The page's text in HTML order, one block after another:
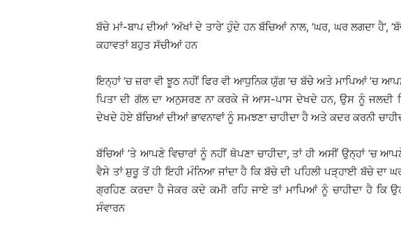
ਬੱਚੇ ਮਾਂ-ਬਾਪ ਦੀਆਂ ‘ਅੱਖਾਂ ਦੇ ਤਾਰੇ’ ਹੁੰਦੇ ਹਨ ਬੱਚਿਆਂ ਨਾਲ, ‘ਘਰ, ਘਰ ਲਗਦਾ ਹੈ’,
ਕਹਾਵਤਾਂ ਬਹੁਤ ਸੱਚੀਆਂ ਹਨ
ਇਨ੍ਹਾਂ ’ਚ ਜ਼ਰਾ ਵੀ ਝੂਠ ਨਹੀਂ ਫਿਰ ਵੀ ਆਧੁਨਿਕ ਯੁੱਗ ’ਚ ਬੱਚੇ ਅਤੇ ਮਾਪਿਆਂ ’ਚ
ਪਿਤਾ ਦੀ ਗੱਲ ਦਾ ਅਨੁਸਰਣ ਨਾ ਕਰਕੇ ਜੋ ਆਸ-ਪਾਸ ਦੇਖਦੇ ਹਨ, ਉਸ ਨੂੰ ਜਲਦੀ
ਦੇਖਦੇ ਹੋਏ ਬੱਚਿਆਂ ਦੀਆਂ ਭਾਵਨਾਵਾਂ ਨੂੰ ਸਮਝਣਾ ਚਾਹੀਦਾ ਹੈ ਅਤੇ ਕਦਰ ਕਰਨੀ
ਬੱਚਿਆਂ ’ਤੇ ਆਪਣੇ ਵਿਚਾਰਾਂ ਨੂੰ ਨਹੀਂ ਥੋਪਣਾ ਚਾਹੀਦਾ, ਤਾਂ ਹੀ ਅਸੀਂ ਉਨ੍ਹਾਂ ’ਚ
ਵੈਸੇ ਤਾਂ ਸ਼ੁਰੂ ਤੋਂ ਹੀ ਇਹੀ ਮੰਨਿਆ ਜਾਂਦਾ ਹੈ ਕਿ ਬੱਚੇ ਦੀ ਪਹਿਲੀ ਪੜ੍ਹਾਈ ਬੱਚੇ ਦਾ
ਗ੍ਰਹਿਣ ਕਰਦਾ ਹੈ ਜੇਕਰ ਕਦੇ ਕਮੀ ਰਹਿ ਜਾਏ ਤਾਂ ਮਾਪਿਆਂ ਨੂੰ ਚਾਹੀਦਾ ਹੈ
ਸੰਵਾਰਨ